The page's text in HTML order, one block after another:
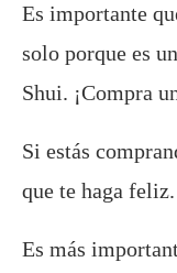
Es importante
solo porque es
Shui. ¡Compra
Si estás
que te haga feliz.
Es más